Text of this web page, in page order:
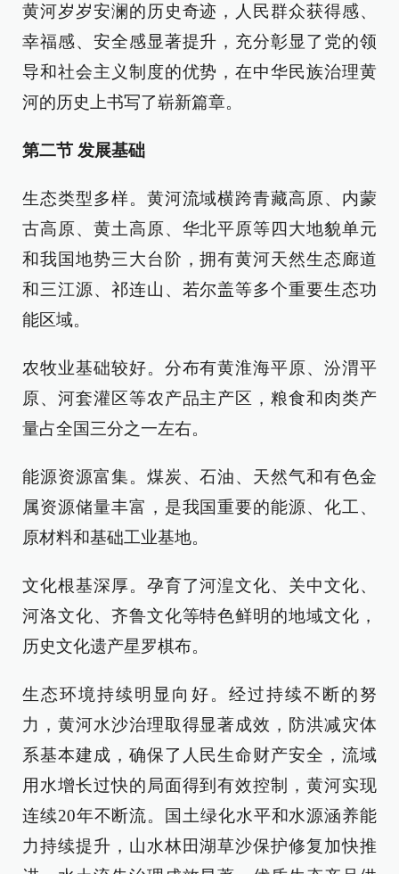
黄河岁岁安澜的历史奇迹，人民群众获得感、
幸福感、安全感显著提升，充分彰显了党的领
导和社会主义制度的优势，在中华民族治理黄
河的历史上书写了崭新篇章。
第二节 发展基础
生态类型多样。黄河流域横跨青藏高原、内蒙
古高原、黄土高原、华北平原等四大地貌单元
和我国地势三大台阶，拥有黄河天然生态廊道
和三江源、祁连山、若尔盖等多个重要生态功
能区域。
农牧业基础较好。分布有黄淮海平原、汾渭平
原、河套灌区等农产品主产区，粮食和肉类产
量占全国三分之一左右。
能源资源富集。煤炭、石油、天然气和有色金
属资源储量丰富，是我国重要的能源、化工、
原材料和基础工业基地。
文化根基深厚。孕育了河湟文化、关中文化、
河洛文化、齐鲁文化等特色鲜明的地域文化，
历史文化遗产星罗棋布。
生态环境持续明显向好。经过持续不断的努
力，黄河水沙治理取得显著成效，防洪减灾体
系基本建成，确保了人民生命财产安全，流域
用水增长过快的局面得到有效控制，黄河实现
连续20年不断流。国土绿化水平和水源涵养能
力持续提升，山水林田湖草沙保护修复加快推